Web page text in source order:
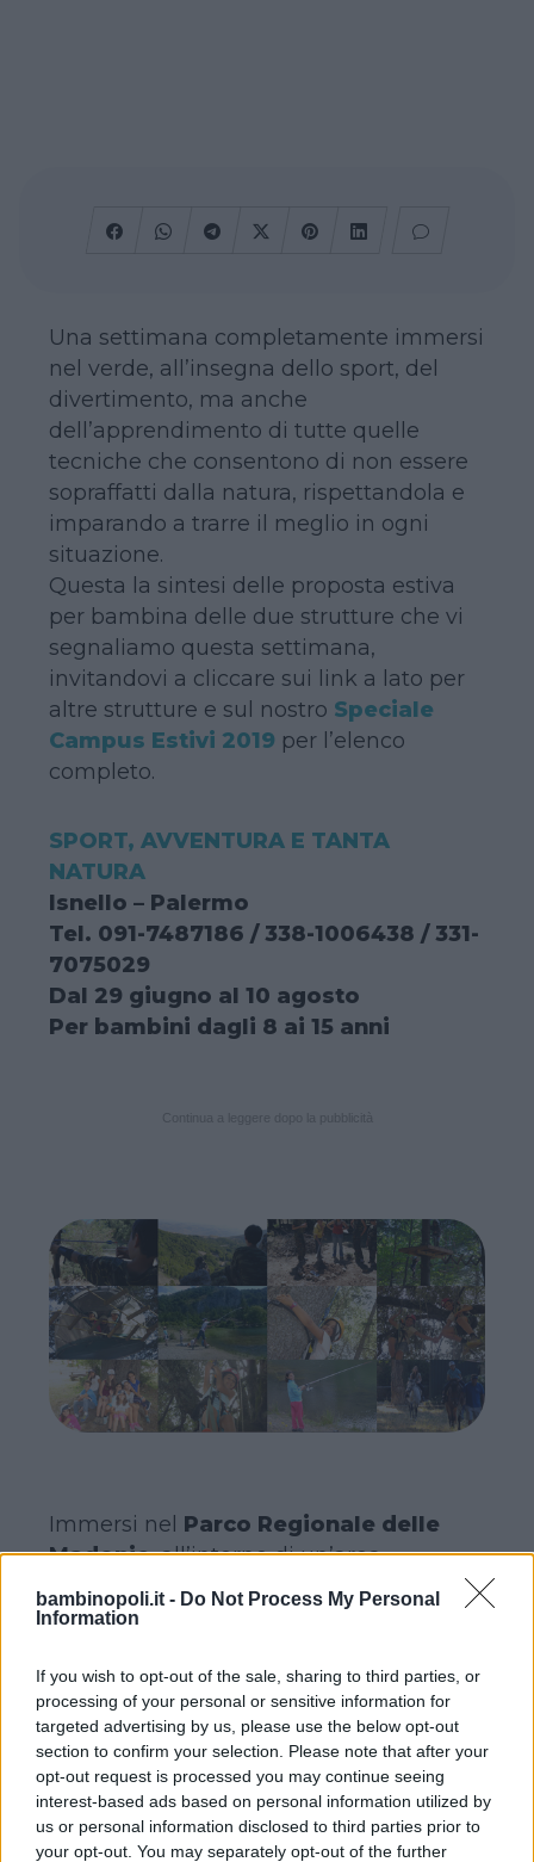
bambinopoli.it - Do Not Process My Personal
Information
If you wish to opt-out of the sale, sharing to third parties, or
processing of your personal or sensitive information for
targeted advertising by us, please use the below opt-out
section to confirm your selection. Please note that after your
opt-out request is processed you may continue seeing
interest-based ads based on personal information utilized by
us or personal information disclosed to third parties prior to
your opt-out. You may separately opt-out of the further
Una settimana completamente immersi
nel verde, all’insegna dello sport, del
divertimento, ma anche
dell’apprendimento di tutte quelle
tecniche che consentono di non essere
sopraffatti dalla natura, rispettandola e
imparando a trarre il meglio in ogni
situazione.
Questa la sintesi delle proposta estiva
per bambina delle due strutture che vi
segnaliamo questa settimana,
invitandovi a cliccare sui link a lato per
altre strutture e sul nostro Speciale
Campus Estivi 2019 per l’elenco
completo.
SPORT, AVVENTURA E TANTA
NATURA
Isnello – Palermo
Tel. 091-7487186 / 338-1006438 / 331-
7075029
Dal 29 giugno al 10 agosto
Per bambini dagli 8 ai 15 anni
Immersi nel Parco Regionale delle
Madonie, all’interno di un’area
naturalistica di grande pregio, i bambini
avranno la possibilità di mettere alla
numerose ‘sfide’ all’insegna
dell’avventura, pensate non solo per
essere divertenti, ma per stimolarli dal
punto di vista intellettivo.
Al centro della proposta formativa,la
creazione del gruppo, la